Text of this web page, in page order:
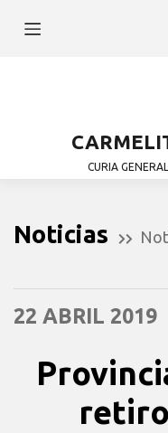
CURIA
Noticias
22 ABRIL 2019